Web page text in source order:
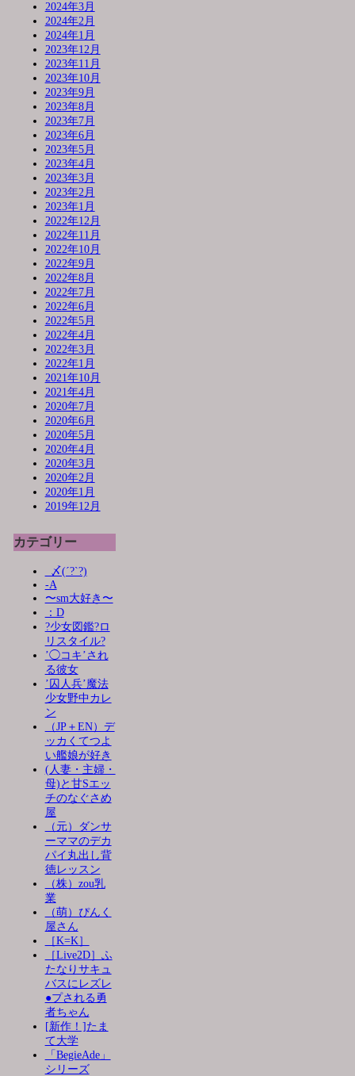
2024年3月
2024年2月
2024年1月
2023年12月
2023年11月
2023年10月
2023年9月
2023年8月
2023年7月
2023年6月
2023年5月
2023年4月
2023年3月
2023年2月
2023年1月
2022年12月
2022年11月
2022年10月
2022年9月
2022年8月
2022年7月
2022年6月
2022年5月
2022年4月
2022年3月
2022年1月
2021年10月
2021年4月
2020年7月
2020年6月
2020年5月
2020年4月
2020年3月
2020年2月
2020年1月
2019年12月
カテゴリー
_〆(´?`?)
-A
〜sm大好き〜
：D
?少女図鑑?ロ
リスタイル?
’◯コキ’され
る彼女
’囚人兵’魔法
少女野中カレ
ン
（JP＋EN）デ
ッカくてつよ
い艦娘が好き
(人妻・主婦・
母)と甘Sエッ
チのなぐさめ
屋
（元）ダンサ
ーママのデカ
パイ丸出し背
徳レッスン
（株）zou乳
業
（萌）ぴんく
屋さん
［K=K］
［Live2D］ふ
たなりサキュ
バスにレズレ
●プされる勇
者ちゃん
[新作！]たま
て大学
「BegieAde」
シリーズ